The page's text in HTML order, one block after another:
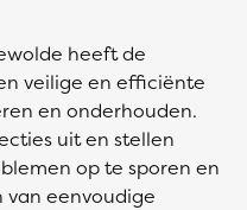
heeft de
veilige en efficiënte
en onderhouden.
uit en stellen
op te sporen en
van eenvoudige